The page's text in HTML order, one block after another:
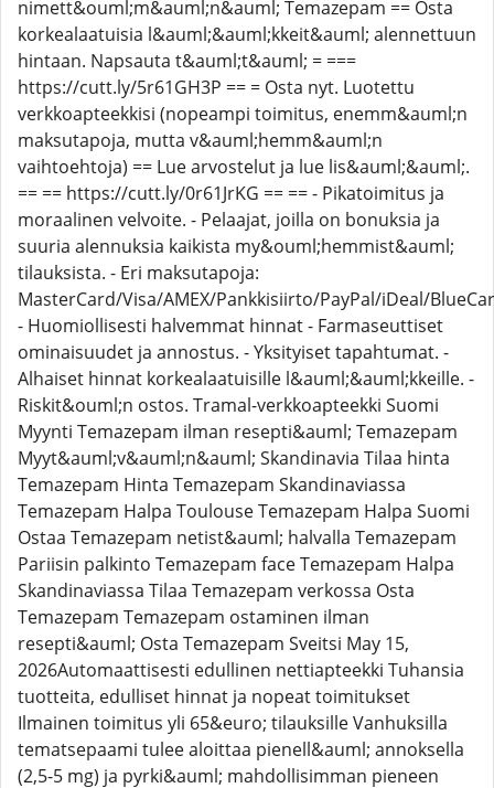
nimett&ouml;m&auml;n&auml; Temazepam == Osta
korkealaatuisia l&auml;&auml;kkeit&auml; alennettuun
hintaan. Napsauta t&auml;t&auml; = ===
https://cutt.ly/5r61GH3P == = Osta nyt. Luotettu
verkkoapteekkisi (nopeampi toimitus, enemm&auml;n
maksutapoja, mutta v&auml;hemm&auml;n
vaihtoehtoja) == Lue arvostelut ja lue lis&auml;&auml;.
== == https://cutt.ly/0r61JrKG == == - Pikatoimitus ja
moraalinen velvoite. - Pelaajat, joilla on bonuksia ja
suuria alennuksia kaikista my&ouml;hemmist&auml;
tilauksista. - Eri maksutapoja:
MasterCard/Visa/AMEX/Pankkisiirto/PayPal/iDeal/
- Huomiollisesti halvemmat hinnat - Farmaseuttiset
ominaisuudet ja annostus. - Yksityiset tapahtumat. -
Alhaiset hinnat korkealaatuisille l&auml;&auml;kkeille. -
Riskit&ouml;n ostos. Tramal-verkkoapteekki Suomi
Myynti Temazepam ilman resepti&auml; Temazepam
Myyt&auml;v&auml;n&auml; Skandinavia Tilaa hinta
Temazepam Hinta Temazepam Skandinaviassa
Temazepam Halpa Toulouse Temazepam Halpa Suomi
Ostaa Temazepam netist&auml; halvalla Temazepam
Pariisin palkinto Temazepam face Temazepam Halpa
Skandinaviassa Tilaa Temazepam verkossa Osta
Temazepam Temazepam ostaminen ilman
resepti&auml; Osta Temazepam Sveitsi May 15,
2026Automaattisesti edullinen nettiapteekki Tuhansia
tuotteita, edulliset hinnat ja nopeat toimitukset
Ilmainen toimitus yli 65&euro; tilauksille Vanhuksilla
tematsepaami tulee aloittaa pienell&auml; annoksella
(2,5-5 mg) ja pyrki&auml; mahdollisimman pieneen